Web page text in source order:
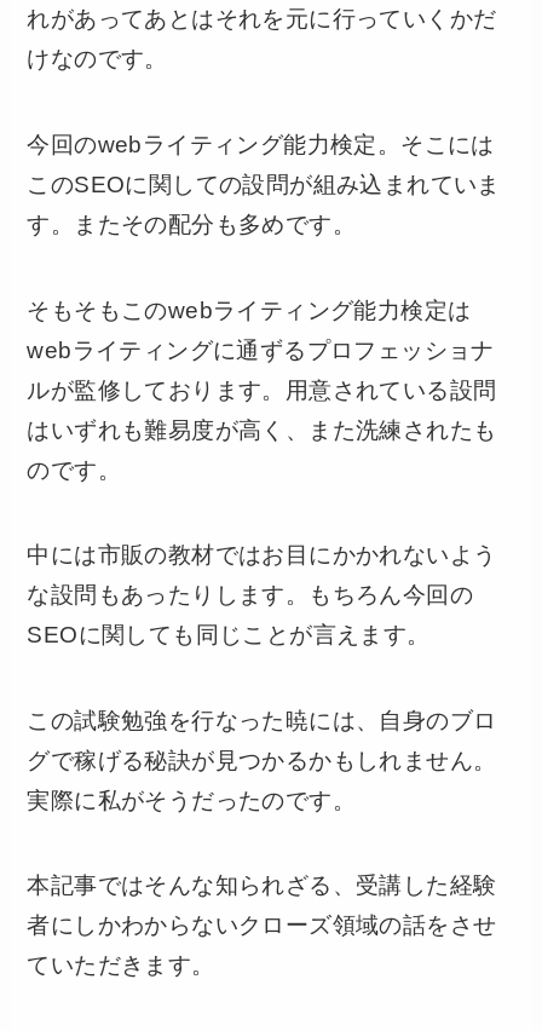
れがあってあとはそれを元に行っていくかだ
けなのです。
今回のwebライティング能力検定。そこには
このSEOに関しての設問が組み込まれていま
す。またその配分も多めです。
そもそもこのwebライティング能力検定は
webライティングに通ずるプロフェッショナ
ルが監修しております。用意されている設問
はいずれも難易度が高く、また洗練されたも
のです。
中には市販の教材ではお目にかかれないよう
な設問もあったりします。もちろん今回の
SEOに関しても同じことが言えます。
この試験勉強を行なった暁には、自身のブロ
グで稼げる秘訣が見つかるかもしれません。
実際に私がそうだったのです。
本記事ではそんな知られざる、受講した経験
者にしかわからないクローズ領域の話をさせ
ていただきます。